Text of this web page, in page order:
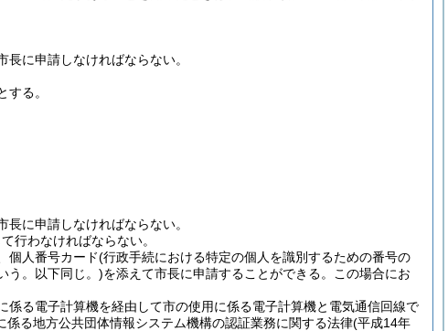
に申請しなければならない。
る。
に申請しなければならない。
行わなければならない。
個人番号カード(行政手続における特定の個人を識別するための番号の
う。以下同じ。)を添えて市長に申請することができる。
この場合にお
る電子計算機を経由して市の使用に係る電子計算機と電気通信回線で
る地方公共団体情報システム機構の認証業務に関する法律(平成14年